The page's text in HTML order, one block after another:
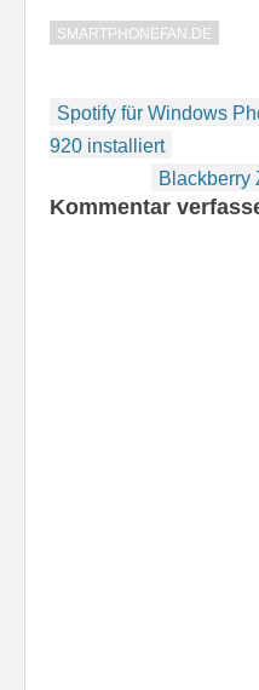
gebraucht habe. Im ICE
jeweils gut
…
SMARTPHONEFAN.DE
Spotify für Windows
920 installiert
Blackberry
Kommentar